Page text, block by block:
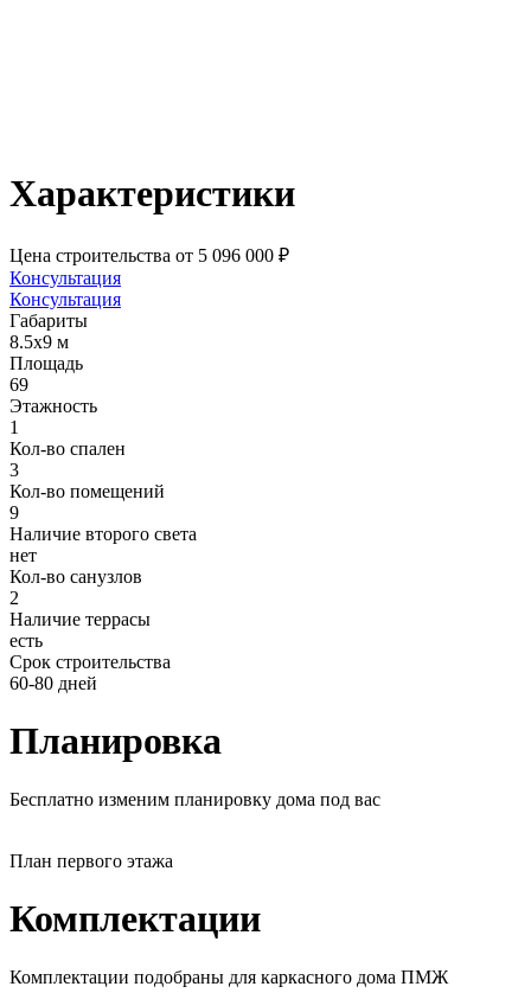
Характеристики
Цена строительства от 5 096 000 ₽
Консультация
Консультация
Габариты
8.5х9 м
Площадь
69
Этажность
1
Кол-во спален
3
Кол-во помещений
9
Наличие второго света
нет
Кол-во санузлов
2
Наличие террасы
есть
Срок строительства
60-80 дней
Планировка
Бесплатно изменим планировку дома под вас
План первого этажа
Комплектации
Комплектации подобраны для каркасного дома ПМЖ